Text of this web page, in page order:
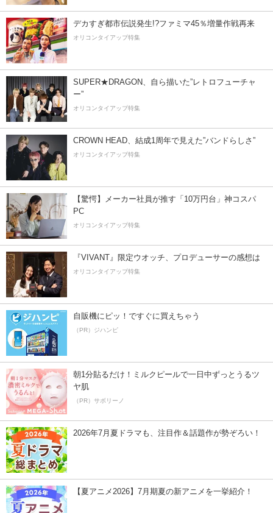
デカすぎ都市伝説発生!?ファミマ45％増量作戦再来
オリコンタイアップ特集
SUPER★DRAGON、自ら描いた”レトロフューチャ
ー”
オリコンタイアップ特集
CROWN HEAD、結成1周年で見えた”バンドらしさ”
オリコンタイアップ特集
【驚愕】メーカー社員が推す「10万円台」神コスパ
PC
オリコンタイアップ特集
『VIVANT』限定ウオッチ、プロデューサーの感想は
オリコンタイアップ特集
自販機にピッ！ですぐに買えちゃう
（PR）ジハンピ
朝1分貼るだけ！ミルクピールで一日中ずっとうるツ
ヤ肌
（PR）サボリーノ
2026年7月夏ドラマも、注目作＆話題作が勢ぞろい！
【夏アニメ2026】7月期夏の新アニメを一挙紹介！